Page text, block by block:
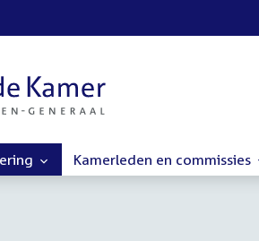
Kamerleden en commissies